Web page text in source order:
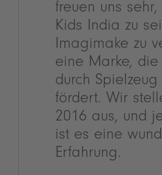
freuen uns sehr,
Kids India zu
Imagimake zu
eine Marke, die
durch
fördert. Wir
2016 aus, und
ist es eine
Erfahrung.